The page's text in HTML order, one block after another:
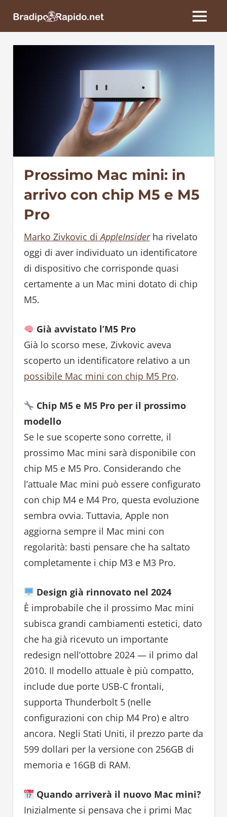
BradipoRapido.net
MENU
Prossimo Mac mini: in
arrivo con chip M5 e M5
Pro
Marko Zivkovic diAppleInsiderha rivelato
oggi di aver individuato un identificatore
di dispositivo che corrisponde quasi
certamente a un Mac mini dotato di chip
M5.
Già avvistato l’M5 Pro
Già lo scorso mese, Zivkovic aveva
scoperto un identificatore relativo a un
possibile Mac mini con chip M5 Pro.
Chip M5 e M5 Pro per il prossimo
modello
Se le sue scoperte sono corrette, il
prossimo Mac mini sarà disponibile con
chip M5 e M5 Pro. Considerando che
l’attuale Mac mini può essere configurato
con chip M4 e M4 Pro, questa evoluzione
sembra ovvia. Tuttavia, Apple non
aggiorna sempre il Mac mini con
regolarità: basti pensare che ha saltato
completamente i chip M3 e M3 Pro.
Design già rinnovato nel 2024
È improbabile che il prossimo Mac mini
subisca grandi cambiamenti estetici, dato
che ha già ricevuto un importante
redesign nell’ottobre 2024 — il primo dal
2010. Il modello attuale è più compatto,
include due porte USB-C frontali,
supporta Thunderbolt 5 (nelle
configurazioni con chip M4 Pro) e altro
ancora. Negli Stati Uniti, il prezzo parte da
599 dollari per la versione con 256GB di
memoria e 16GB di RAM.
Quando arriverà il nuovo Mac mini?
Inizialmente si pensava che i primi Mac